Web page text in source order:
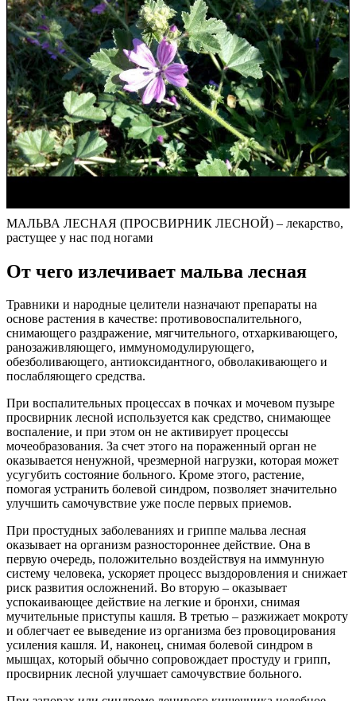
МАЛЬВА ЛЕСНАЯ (ПРОСВИРНИК ЛЕСНОЙ) – лекарство,
растущее у нас под ногами
От чего излечивает мальва лесная
Травники и народные целители назначают препараты на
основе растения в качестве: противовоспалительного,
снимающего раздражение, мягчительного, отхаркивающего,
ранозаживляющего, иммуномодулирующего,
обезболивающего, антиоксидантного, обволакивающего и
послабляющего средства.
При воспалительных процессах в почках и мочевом пузыре
просвирник лесной используется как средство, снимающее
воспаление, и при этом он не активирует процессы
мочеобразования. За счет этого на пораженный орган не
оказывается ненужной, чрезмерной нагрузки, которая может
усугубить состояние больного. Кроме этого, растение,
помогая устранить болевой синдром, позволяет значительно
улучшить самочувствие уже после первых приемов.
При простудных заболеваниях и гриппе мальва лесная
оказывает на организм разностороннее действие. Она в
первую очередь, положительно воздействуя на иммунную
систему человека, ускоряет процесс выздоровления и снижает
риск развития осложнений. Во вторую – оказывает
успокаивающее действие на легкие и бронхи, снимая
мучительные приступы кашля. В третью – разжижает мокроту
и облегчает ее выведение из организма без провоцирования
усиления кашля. И, наконец, снимая болевой синдром в
мышцах, который обычно сопровождает простуду и грипп,
просвирник лесной улучшает самочувствие больного.